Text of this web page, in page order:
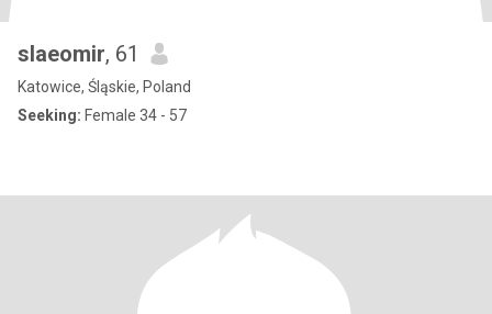
slaeomir, 61
Katowice, Śląskie, Poland
Seeking: Female 34 - 57